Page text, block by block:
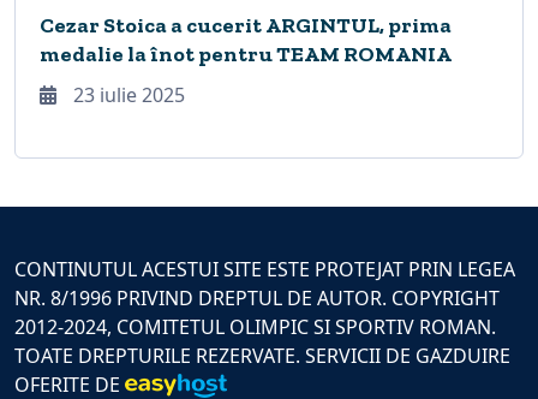
Cezar Stoica a cucerit ARGINTUL, prima
medalie la înot pentru TEAM ROMANIA
23 iulie 2025
CONTINUTUL ACESTUI SITE ESTE PROTEJAT PRIN LEGEA
NR. 8/1996 PRIVIND DREPTUL DE AUTOR. COPYRIGHT
2012-2024, COMITETUL OLIMPIC SI SPORTIV ROMAN.
TOATE DREPTURILE REZERVATE. SERVICII DE GAZDUIRE
OFERITE DE